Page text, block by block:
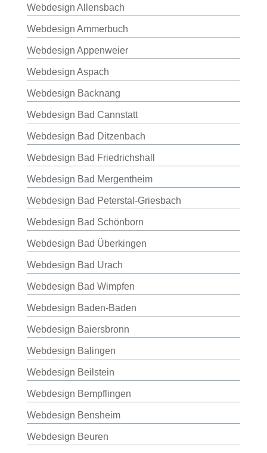
Webdesign Allensbach
Webdesign Ammerbuch
Webdesign Appenweier
Webdesign Aspach
Webdesign Backnang
Webdesign Bad Cannstatt
Webdesign Bad Ditzenbach
Webdesign Bad Friedrichshall
Webdesign Bad Mergentheim
Webdesign Bad Peterstal-Griesbach
Webdesign Bad Schönborn
Webdesign Bad Überkingen
Webdesign Bad Urach
Webdesign Bad Wimpfen
Webdesign Baden-Baden
Webdesign Baiersbronn
Webdesign Balingen
Webdesign Beilstein
Webdesign Bempflingen
Webdesign Bensheim
Webdesign Beuren